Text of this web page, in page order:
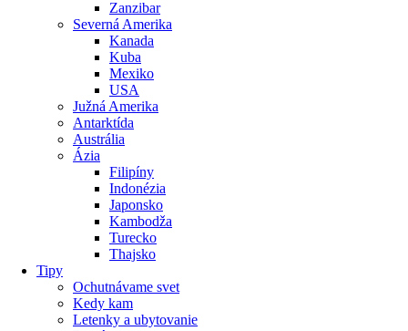
Zanzibar
Severná Amerika
Kanada
Kuba
Mexiko
USA
Južná Amerika
Antarktída
Austrália
Ázia
Filipíny
Indonézia
Japonsko
Kambodža
Turecko
Thajsko
Tipy
Ochutnávame svet
Kedy kam
Letenky a ubytovanie